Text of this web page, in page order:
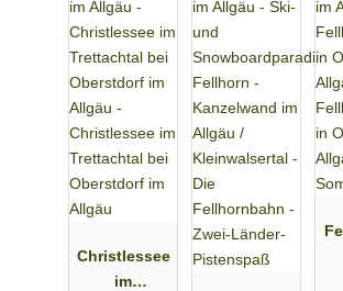
Kemptner Hütte
Hermann von Barth-Hütte - Kemptner Hütte
Hermann von Barth-Hütte - Düsseldorferweg
Fürschießersattel - Kemptner Hütte
Alle Fotos DAV Düsseldorf / Andrea Hinz
Christlessee
im